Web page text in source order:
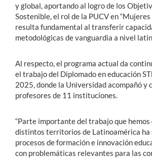
y global, aportando al logro de los
Sostenible, el rol de la PUCV en
resulta fundamental al transferir
metodológicas de vanguardia a nivel
Al respecto, el programa actual da
el trabajo del Diplomado en educación
2025 , donde la Universidad acompañó y
profesores de 11 instituciones.
“Parte importante del trabajo que
distintos territorios de Latinoamérica ha
procesos de formación e innovación
con problemáticas relevantes para las